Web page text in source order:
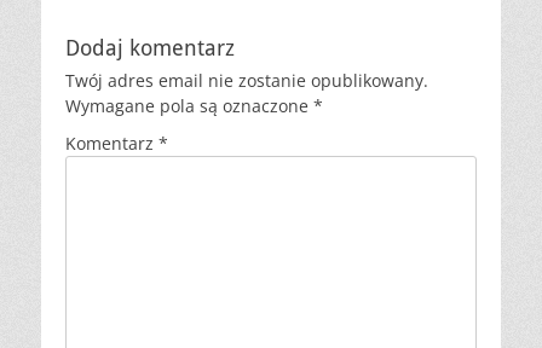
Dodaj komentarz
Twój adres email nie zostanie opublikowany.
Wymagane pola są oznaczone *
Komentarz *